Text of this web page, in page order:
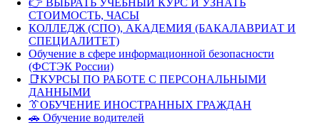
👉 ВЫБРАТЬ УЧЕБНЫЙ КУРС И УЗНАТЬ
СТОИМОСТЬ, ЧАСЫ
КОЛЛЕДЖ (СПО), АКАДЕМИЯ (БАКАЛАВРИАТ И
СПЕЦИАЛИТЕТ)
Обучение в сфере информационной безопасности
(ФСТЭК России)
📑КУРСЫ ПО РАБОТЕ С ПЕРСОНАЛЬНЫМИ
ДАННЫМИ
👔ОБУЧЕНИЕ ИНОСТРАННЫХ ГРАЖДАН
🚗 Обучение водителей